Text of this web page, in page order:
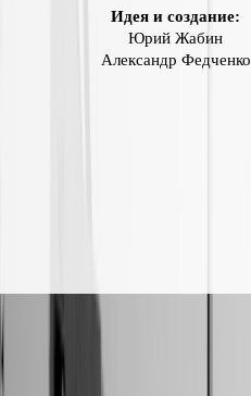
Идея и создание:
Юрий Жабин
Александр Федченко